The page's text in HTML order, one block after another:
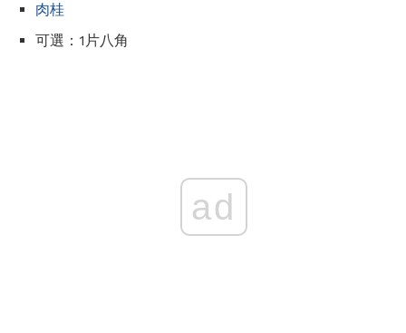
肉桂
可選：1片八角
ad